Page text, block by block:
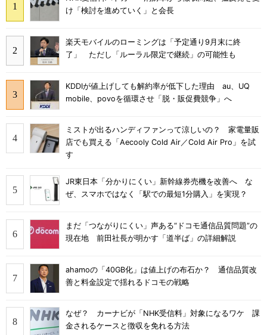
け「検討を進めていく」と会長
楽天モバイルのローミングは「予定通り9月末に終
了」 ただし「ルーラル限定で継続」の可能性も
KDDIが値上げしても解約率が低下した理由 au、UQ
mobile、povoを循環させ「脱・販促費競争」へ
ミストが出るハンディファンって涼しいの？ 家電量販
店でも買える「Aecooly Cold Air／Cold Air Pro」を試
す
JR東日本「分かりにくい」新幹線券売機を改善へ な
ぜ、スマホではなく「駅での最短1分購入」を実現？
まだ「つながりにくい」声ある“ドコモ通信品質問題”の
現在地 前田社長が明かす「道半ば」の詳細解説
ahamoの「40GB化」は値上げの布石か？ 通信品質改
善と料金設定で揺れるドコモの戦略
なぜ？ カーナビが「NHK受信料」対象になるワケ 課
金されるケースと徴収を免れる方法